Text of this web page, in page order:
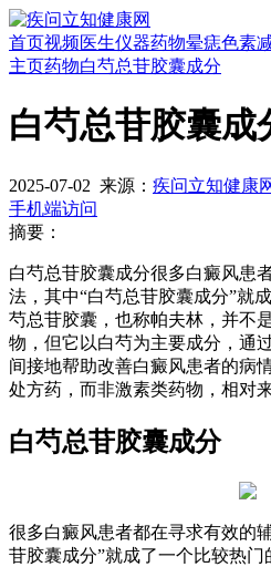
首页视频医生仪器药物晕痣色素
主页药物白芍总苷胶囊成分
白芍总苷胶囊成
2025-07-02 来源： 疾问立知健康
手机端访问
摘要：
白芍总苷胶囊成分很多白癜风患
法，其中“白芍总苷胶囊成分”就
芍总苷胶囊，也称帕夫林，并不
物，但它以白芍为主要成分，通
间接地帮助改善白癜风患者的病
处方药，而非激素类药物，相对
白芍总苷胶囊成分
很多白癜风患者都在寻求有效的
苷胶囊成分”就成了一个比较热